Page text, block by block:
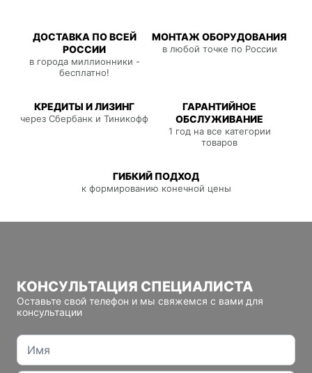
ДОСТАВКА ПО ВСЕЙ
РОССИИ
в города миллионники -
бесплатно!
МОНТАЖ ОБОРУДОВАНИЯ
в любой точке по России
КРЕДИТЫ И ЛИЗИНГ
через Сбербанк и Тиникофф
ГАРАНТИЙНОЕ
ОБСЛУЖИВАНИЕ
1 год на все категории
товаров
ГИБКИЙ ПОДХОД
к формированию конечной цены
КОНСУЛЬТАЦИЯ СПЕЦИАЛИСТА
Оставьте свой телефон и мы свяжемся с вами для
консультации